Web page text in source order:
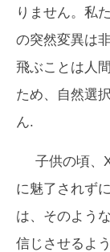
りません。私
の突然変異は
飛ぶことは人
ため、自然選
ん.
子供の頃、
に魅了されず
は、そのよう
信じさせるよ